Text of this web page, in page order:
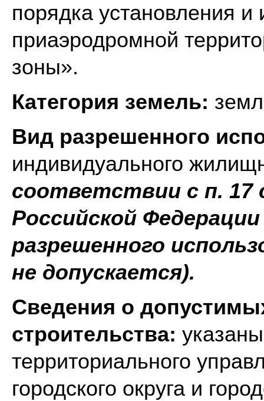
порядка установления и
приаэродромной
зоны».
Категория земель:
Вид разрешенного
индивидуального
соответствии с п. 17
Российской
разрешенного
не допускается).
Сведения о
строительства:
территориального
городского округа и